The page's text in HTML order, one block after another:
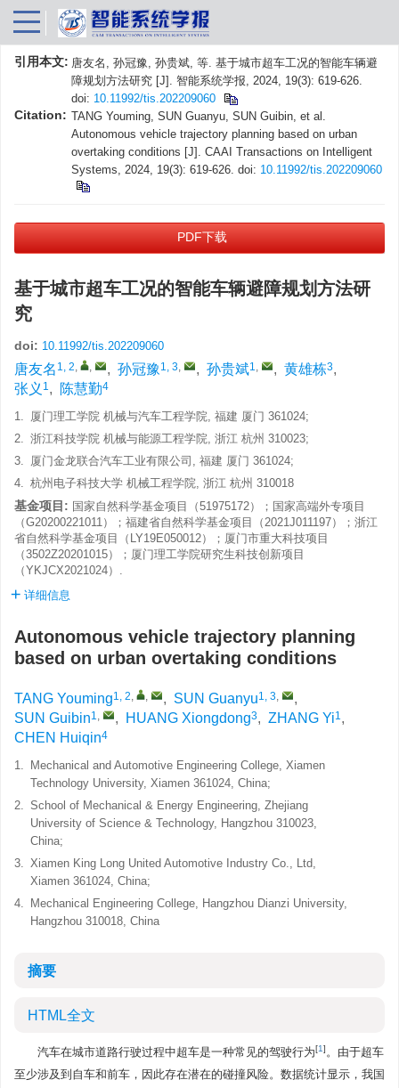
引用本文: 唐友名, 孙冠豫, 孙贵斌, 等. 基于城市超车工况的智能车辆避
障规划方法研究 [J]. 智能系统学报, 2024, 19(3): 619-626.
doi: 10.11992/tis.202209060
Citation: TANG Youming, SUN Guanyu, SUN Guibin, et al.
Autonomous vehicle trajectory planning based on urban
overtaking conditions [J]. CAAI Transactions on Intelligent
Systems, 2024, 19(3): 619-626. doi: 10.11992/tis.202209060
PDF下载
基于城市超车工况的智能车辆避障规划方法研
究
doi: 10.11992/tis.202209060
唐友名 1, 2, , , 孙冠豫 1, 3, , 孙贵斌1, , 黄雄栋3,
张义 1, 陈慧勤4
1. 厦门理工学院 机械与汽车工程学院, 福建 厦门 361024;
2. 浙江科技学院 机械与能源工程学院, 浙江 杭州 310023;
3. 厦门金龙联合汽车工业有限公司, 福建 厦门 361024;
4. 杭州电子科技大学 机械工程学院, 浙江 杭州 310018
基金项目: 国家自然科学基金项目（51975172）；国家高端外专项目
（G20200221011）；福建省自然科学基金项目（2021J011197）；浙江
省自然科学基金项目（LY19E050012）；厦门市重大科技项目
（3502Z20201015）；厦门理工学院研究生科技创新项目
（YKJCX2021024）.
详细信息
Autonomous vehicle trajectory planning
based on urban overtaking conditions
TANG Youming1, 2, , , SUN Guanyu1, 3,
,
SUN Guibin1, , HUANG Xiongdong3, ZHANG Yi1,
CHEN Huiqin4
1.
Mechanical and Automotive Engineering College, Xiamen
Technology University, Xiamen 361024, China;
2. School of Mechanical & Energy Engineering, Zhejiang
University of Science & Technology, Hangzhou 310023,
China;
3. Xiamen King Long United Automotive Industry Co., Ltd,
Xiamen 361024, China;
4.
Mechanical Engineering College, Hangzhou Dianzi University,
Hangzhou 310018, China
摘要
HTML全文
汽车在城市道路行驶过程中超车是一种常见的驾驶行为[1]。由于超车
至少涉及到自车和前车，因此存在潜在的碰撞风险。数据统计显示，我国